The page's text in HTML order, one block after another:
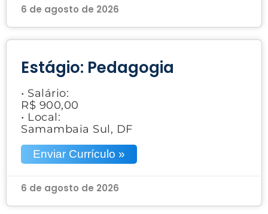
6 de agosto de 2026
Estágio: Pedagogia
• Salário:
R$ 900,00
• Local:
Samambaia Sul, DF
Enviar Currículo »
6 de agosto de 2026